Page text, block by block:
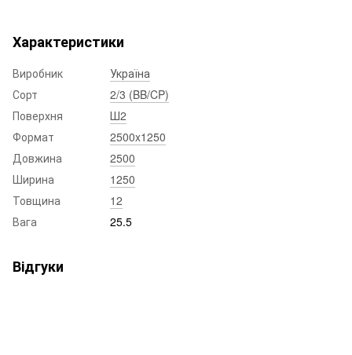
Характеристики
Виробник
Україна
Сорт
2/3 (BB/CP)
Поверхня
Ш2
Формат
2500x1250
Довжина
2500
Ширина
1250
Товщина
12
Вага
25.5
Відгуки